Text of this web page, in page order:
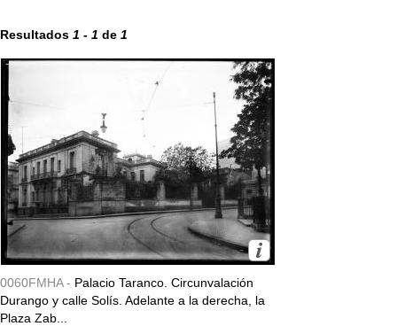
Resultados 1 - 1 de 1
0060FMHA - Palacio Taranco. Circunvalación
Durango y calle Solís. Adelante a la derecha, la
Plaza Zab...